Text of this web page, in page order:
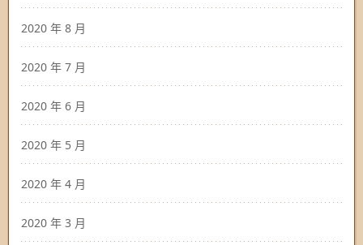
2020 年 8 月
2020 年 7 月
2020 年 6 月
2020 年 5 月
2020 年 4 月
2020 年 3 月